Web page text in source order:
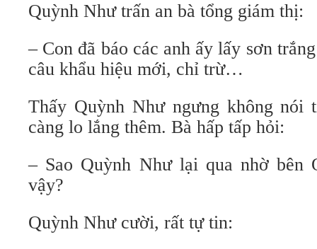
Quỳnh Như trấn an bà tổng giám thị:
– Con đã báo các anh ấy lấy sơn
câu khẩu hiệu mới, chỉ trừ…
Thấy Quỳnh Như ngưng không nói
càng lo lắng thêm. Bà hấp tấp hỏi:
– Sao Quỳnh Như lại qua nhờ bên
vậy?
Quỳnh Như cười, rất tự tin: